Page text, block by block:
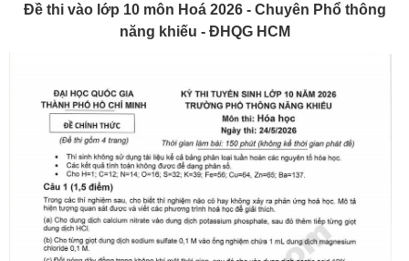
Đề thi vào lớp 10 môn Hoá 2026 - Chuyên Phổ thông
năng khiếu - ĐHQG HCM